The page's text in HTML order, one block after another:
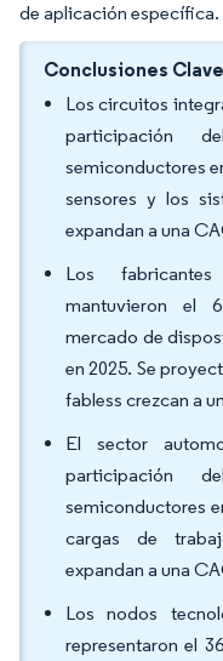
de aplicación específica.
Conclusiones
Los circuitos
participación
semiconductores
sensores y los
expandan a una
Los
mantuvieron el
mercado de
en 2025. Se
fabless crezcan a
El sector
participación
semiconductores
cargas de
expandan a una
Los nodos
representaron el